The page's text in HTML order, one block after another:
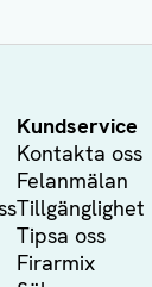
Kundservice
Kontakta oss
Felanmälan
Tillgänglighet
Tipsa oss
Firarmix